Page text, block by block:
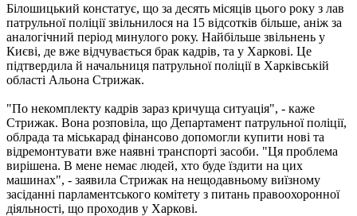
Білошицький констатує, що за десять місяців цього року з лав
патрульної поліції звільнилося на 15 відсотків більше, аніж за
аналогічний період минулого року. Найбільше звільнень у
Києві, де вже відчувається брак кадрів, та у Харкові. Це
підтвердила й начальниця патрульної поліції в Харківській
області Альона Стрижак.
"По некомплекту кадрів зараз кричуща ситуація", - каже
Стрижак. Вона розповіла, що Департамент патрульної поліції,
облрада та міськарад фінансово допомогли купити нові та
відремонтувати вже наявні транспорті засоби. "Ця проблема
вирішена. В мене немає людей, хто буде їздити на цих
машинах", - заявила Стрижак на нещодавньому виїзному
засіданні парламентського комітету з питань правоохоронної
діяльності, що проходив у Харкові.